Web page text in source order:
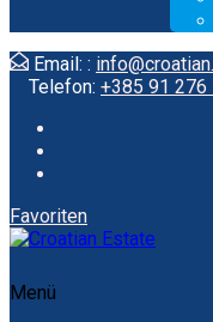
Email: :
Telefon: +385 91 276
Favoriten
Menü